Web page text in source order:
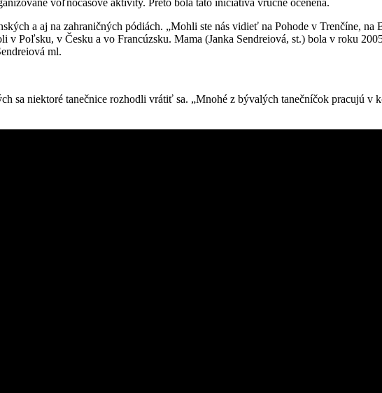
voľnočasové aktivity. Preto bola táto iniciatíva vrúcne ocenená.
a aj na zahraničných pódiách. „Mohli ste nás vidieť na Pohode v Trenčíne,
v Poľsku, v Česku a vo Francúzsku. Mama (Janka Sendreiová, st.) bola v roku
ml.
sa niektoré tanečnice rozhodli vrátiť sa. „Mnohé z bývalých tanečníčok pracujú